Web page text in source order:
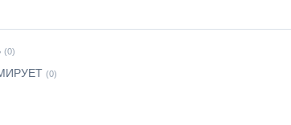
(0)
(0)